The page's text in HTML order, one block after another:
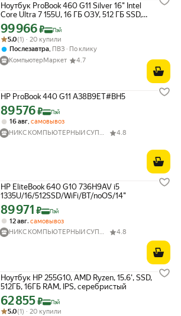
Ноутбук ProBook 460 G11 Silver 16" Intel
Core Ultra 7 155U, 16 ГБ ОЗУ, 512 ГБ SSD,
WUXGA IPS, DOS
Цена с картой Яндекс Пэй 99966 ₽ вместо
99 966₽ Пэй
Рейтинг товара: 5.0 из 5
Оценок: (1) · 20 купили
5.0(1) · 20 купили
Послезавтра, ПВЗ
По клику
КомпьютерМаркет
4.7
HP ProBook 440 G11 A38B9ET#BH5
Цена с картой Яндекс Пэй 89576 ₽ вместо
89 576₽ Пэй
16 авг самовывоз
4.8
HP EliteBook 640 G10 736H9AV i5
1335U/16/512SSD/WiFi/BT/noOS/14"
Цена с картой Яндекс Пэй 89971 ₽ вместо
89 971 ₽ Пэй
12 авг, самовывоз
НИКС КОМПЬЮТЕРНЫЙ СУПЕРМАРКЕТ
4.8
Ноутбук HP 255G10, AMD Ryzen, 15.6', SSD,
512ГБ, 16ГБ RAM, IPS, серебристый
Цена с картой Яндекс Пэй 62855 ₽ вместо
62 855₽ Пэй
Рейтинг товара: 5.0 из 5
Оценок: (1) · 20 купили
5.0(1) · 20 купили